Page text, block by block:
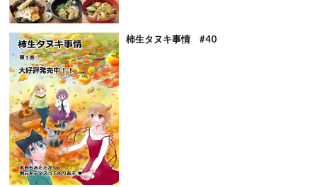
柿生タヌキ事情 #40